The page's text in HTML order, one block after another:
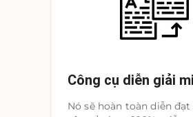
Công cụ diễn giải
Nó sẽ hoàn toàn diễn